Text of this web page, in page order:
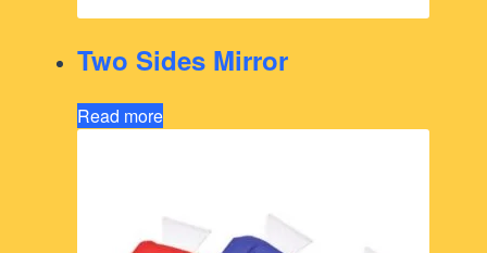
Two Sides Mirror
Read more